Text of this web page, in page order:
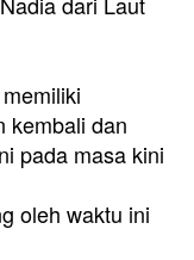
kembali dan
pada masa kini
oleh waktu ini